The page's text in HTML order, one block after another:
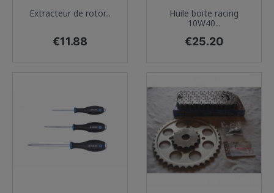
Extracteur de rotor...
Price
€11.88
Huile boite racing
10W40...
Price
€25.20